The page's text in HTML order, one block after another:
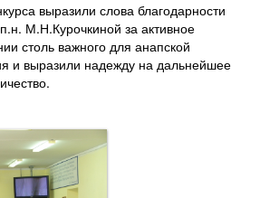
выразили слова благодарности
М.Н.Курочкиной за активное
столь важного для анапской
и выразили надежду на дальнейшее